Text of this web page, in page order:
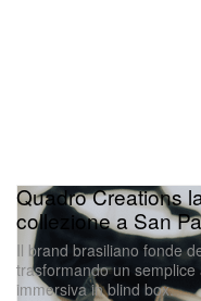
Quadro Creations
collezione a San
Il brand brasiliano fonde
trasformando un semplice
immersiva in blind box.